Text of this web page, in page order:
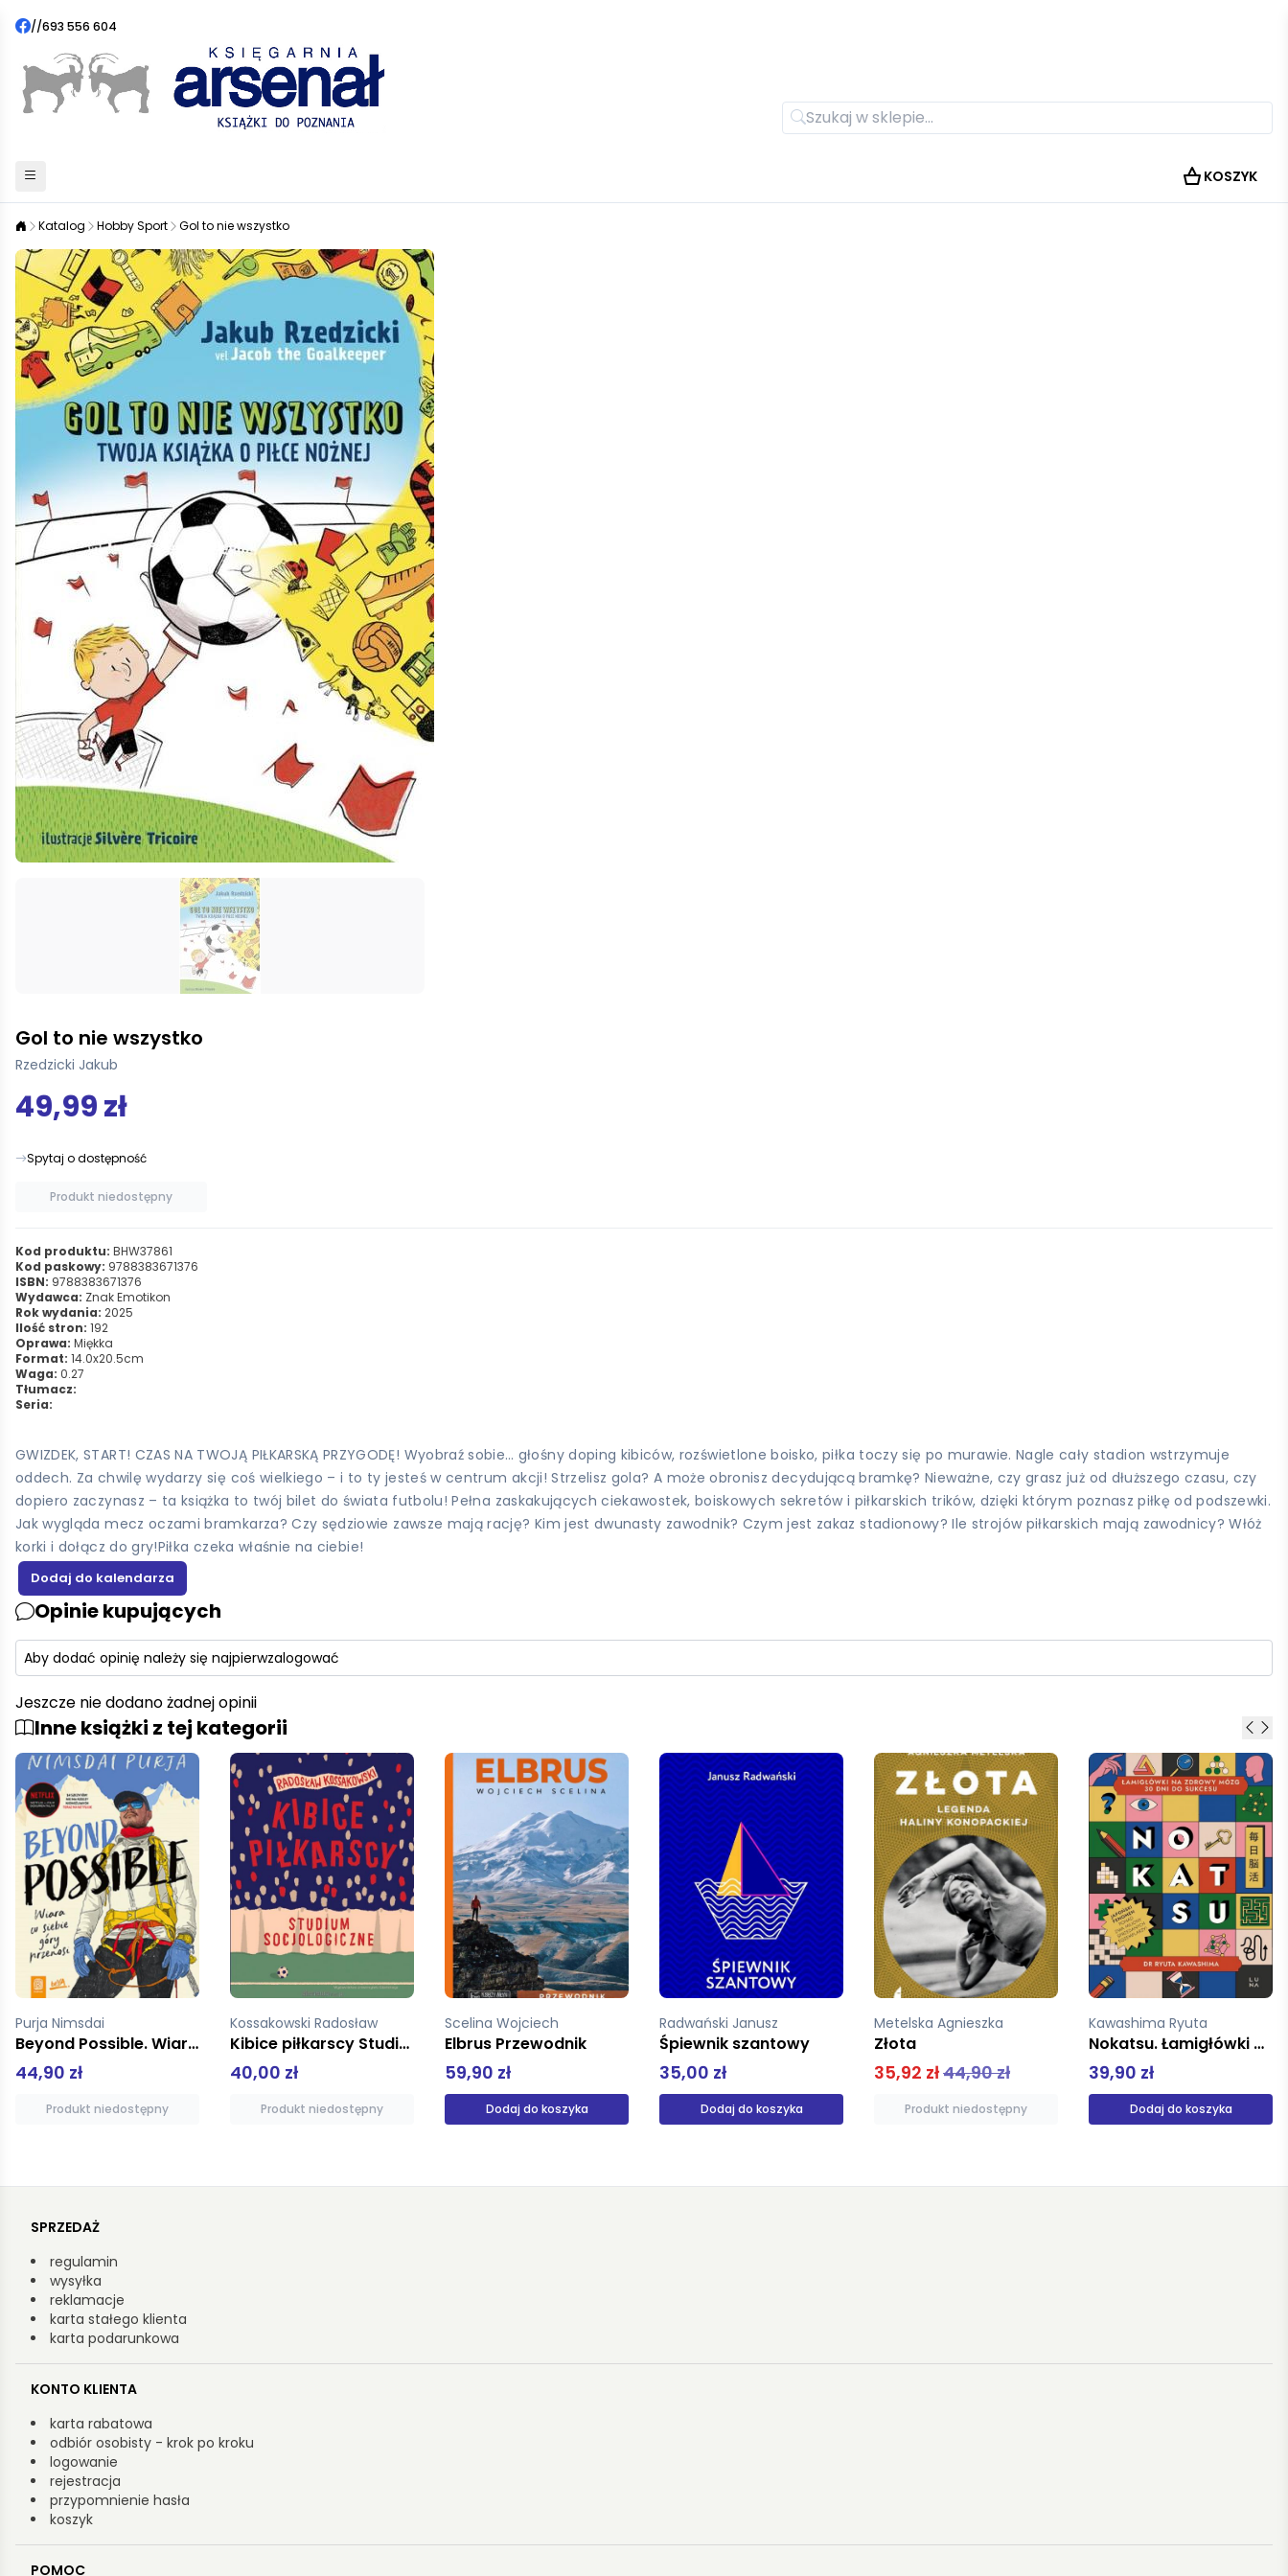
//693 556 604
KOSZYK
Katalog Hobby Sport Gol to nie wszystko
Gol to nie wszystko
Rzedzicki Jakub
49,99 zł
Spytaj o dostępność
Produkt niedostępny
Kod produktu: BHW37861
Kod paskowy: 9788383671376
ISBN: 9788383671376
Wydawca: Znak Emotikon
Rok wydania: 2025
Ilość stron: 192
Oprawa: Miękka
Format: 14.0x20.5cm
Waga: 0.27
Tłumacz:
Seria:
GWIZDEK, START! CZAS NA TWOJĄ PIŁKARSKĄ PRZYGODĘ! Wyobraź sobie… głośny doping kibiców, rozświetlone boisko, piłka toczy się po murawie. Nagle cały stadion wstrzymuje
oddech. Za chwilę wydarzy się coś wielkiego – i to ty jesteś w centrum akcji! Strzelisz gola? A może obronisz decydującą bramkę? Nieważne, czy grasz już od dłuższego czasu, czy
dopiero zaczynasz – ta książka to twój bilet do świata futbolu! Pełna zaskakujących ciekawostek, boiskowych sekretów i piłkarskich trików, dzięki którym poznasz piłkę od podszewki.
Jak wygląda mecz oczami bramkarza? Czy sędziowie zawsze mają rację? Kim jest dwunasty zawodnik? Czym jest zakaz stadionowy? Ile strojów piłkarskich mają zawodnicy? Włóż
korki i dołącz do gry!Piłka czeka właśnie na ciebie!
Opinie kupujących
Aby dodać opinię należy się najpierwzalogować
Jeszcze nie dodano żadnej opinii
Inne książki z tej kategorii
Kossakowski Radosław
Kibice piłkarscy Studium socjologiczne
40,00 zł
Produkt niedostępny
Scelina Wojciech
Elbrus Przewodnik
59,90 zł
Dodaj do koszyka
Radwański Janusz
Śpiewnik szantowy
35,00 zł
Dodaj do koszyka
Metelska Agnieszka
Złota
35,92 zł
Produkt niedostępny
Kawashima Ryuta
39,90 zł
Dodaj do koszyka
Litmanowicz Mirosława
Szachy dla dzieci Część 3
32,00 zł
Produkt niedostępny
SPRZEDAŻ
regulamin
wysyłka
reklamacje
karta stałego klienta
karta podarunkowa
KONTO KLIENTA
karta rabatowa
odbiór osobisty - krok po kroku
logowanie
rejestracja
przypomnienie hasła
koszyk
POMOC